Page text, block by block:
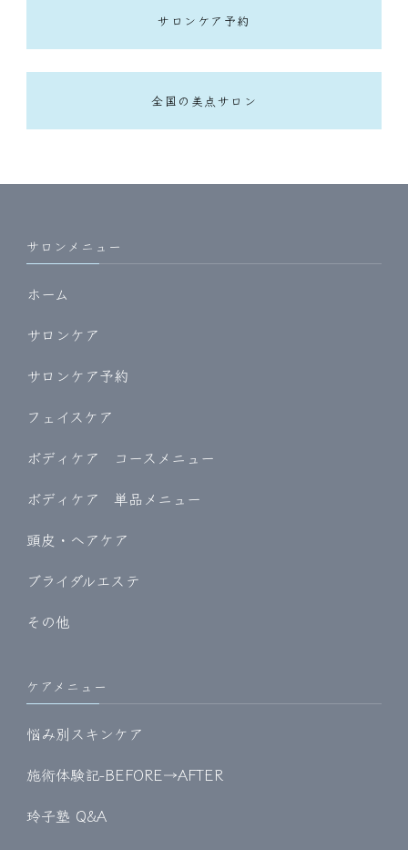
サロンケア予約
全国の美点サロン
サロンメニュー
ホーム
サロンケア
サロンケア予約
フェイスケア
ボディケア コースメニュー
ボディケア 単品メニュー
頭皮・ヘアケア
ブライダルエステ
その他
ケアメニュー
悩み別スキンケア
施術体験記-BEFORE→AFTER
玲子塾 Q&A